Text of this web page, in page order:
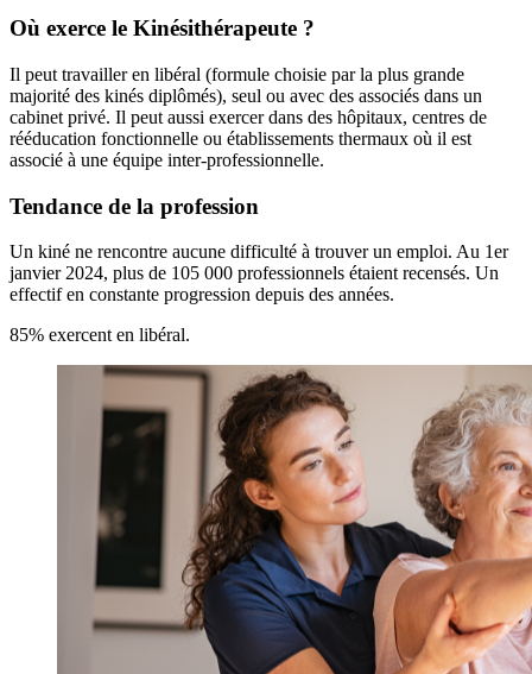
Où exerce le Kinésithérapeute ?
Il peut travailler en libéral (formule choisie par la plus grande
majorité des kinés diplômés), seul ou avec des associés dans un
cabinet privé. Il peut aussi exercer dans des hôpitaux, centres de
rééducation fonctionnelle ou établissements thermaux où il est
associé à une équipe inter-professionnelle.
Tendance de la profession
Un kiné ne rencontre aucune difficulté à trouver un emploi. Au 1er
janvier 2024, plus de 105 000 professionnels étaient recensés. Un
effectif en constante progression depuis des années.
85% exercent en libéral.